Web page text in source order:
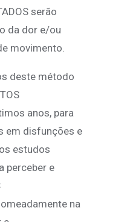
serão
da dor e/ou
movimento.
deste método
anos, para
em disfunções e
estudos
perceber e
na